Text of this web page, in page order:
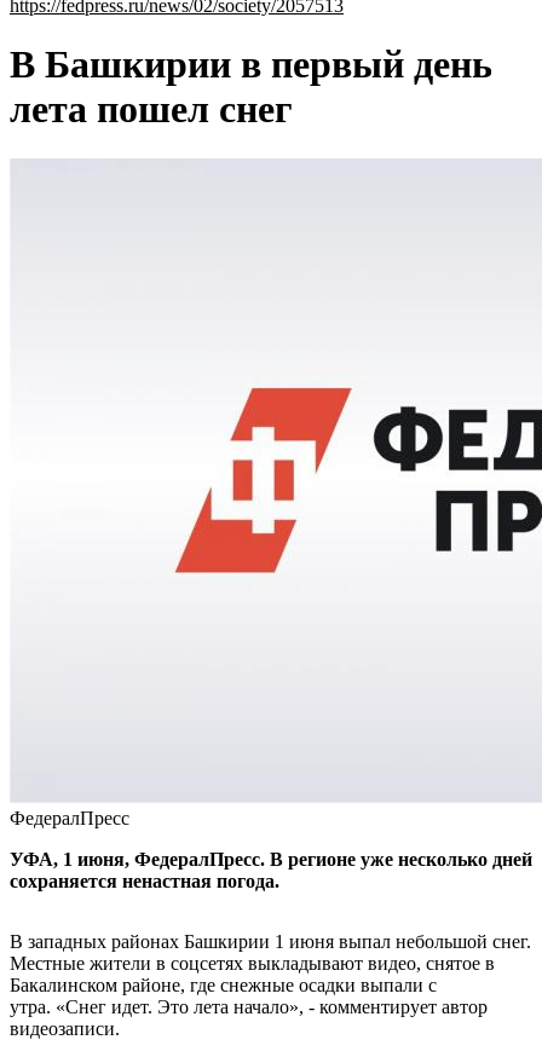
https://fedpress.ru/news/02/society/2057513
В Башкирии в первый день
лета пошел снег
ФедералПресс
УФА, 1 июня, ФедералПресс. В регионе уже несколько дней
сохраняется ненастная погода.
В западных районах Башкирии 1 июня выпал небольшой снег.
Местные жители в соцсетях выкладывают видео, снятое в
Бакалинском районе, где снежные осадки выпали с
утра. «Снег идет. Это лета начало», - комментирует автор
видеозаписи.